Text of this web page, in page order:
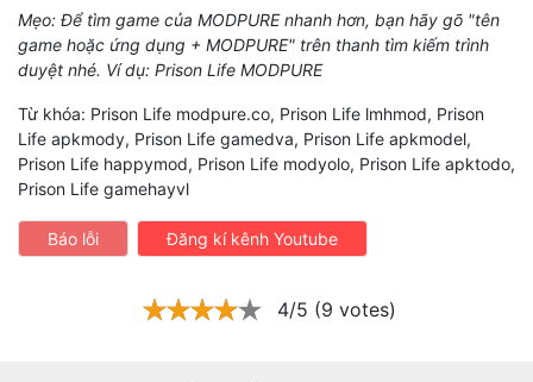
Mẹo: Để tìm game của MODPURE nhanh hơn, bạn hãy gõ "tên
game hoặc ứng dụng + MODPURE" trên thanh tìm kiếm trình
duyệt nhé. Ví dụ: Prison Life MODPURE
Từ khóa: Prison Life modpure.co, Prison Life lmhmod, Prison
Life apkmody, Prison Life gamedva, Prison Life apkmodel,
Prison Life happymod, Prison Life modyolo, Prison Life apktodo,
Prison Life gamehayvl
Báo lỗi Đăng kí kênh Youtube
4/5 (9 votes)